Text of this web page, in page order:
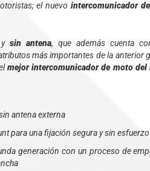
el nuevointercomunicador
ysin antena, que además cuenta
más importantes de la anterior
mejor intercomunicador de moto del
antena externa
para una fijación segura y sin
generación con un proceso de